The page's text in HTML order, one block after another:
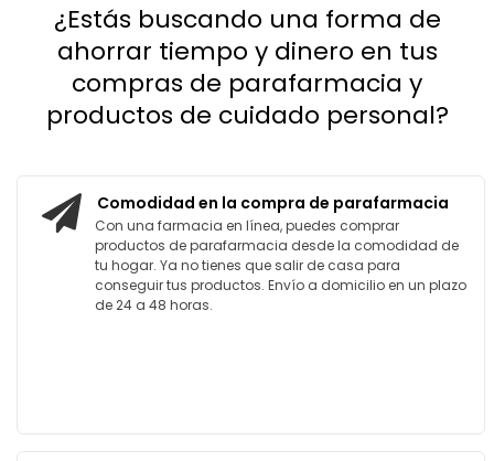
Añadir
¿Estás buscando una forma de
ahorrar tiempo y dinero en tus
compras de parafarmacia y
productos de cuidado personal?
Comodidad en la compra de parafarmacia
Con una farmacia en línea, puedes comprar
productos de parafarmacia desde la comodidad de
tu hogar. Ya no tienes que salir de casa para
conseguir tus productos. Envío a domicilio en un plazo
de 24 a 48 horas.